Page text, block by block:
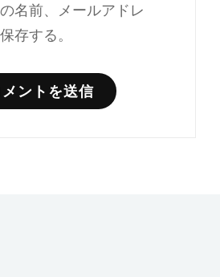
名前、メールアドレ
存する。